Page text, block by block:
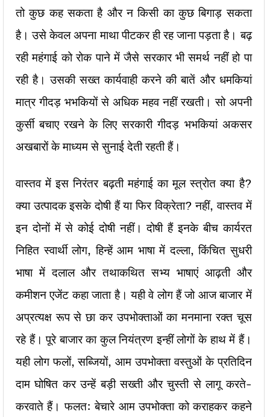
तो कुछ कह सकता है और न किसी का कुछ बिगाड़ सकता
है। उसे केवल अपना माथा पीटकर ही रह जाना पड़ता है। बढ़
रही महंगाई को रोक पाने में जैसे सरकार भी समर्थ नहीं हो पा
रही है। उसकी सख्त कार्यवाही करने की बातें और धमकियां
मात्र गीदड़ भभकियों से अधिक महव नहीं रखती। सो अपनी
कुर्सी बचाए रखने के लिए सरकारी गीदड़ भभकियां अकसर
अखबारों के माध्यम से सुनाई देती रहती हैं।
वास्तव में इस निरंतर बढ़ती महंगाई का मूल स्त्रोत क्या है?
क्या उत्पादक इसके दोषी हैं या फिर विक्रेता? नहीं, वास्तव में
इन दोनों में से कोई दोषी नहीं। दोषी हैं इनके बीच कार्यरत
निहित स्वार्थी लोग, हिन्हें आम भाषा में दल्ला, किंचित सुधरी
भाषा में दलाल और तथाकथित सभ्य भाषाएं आढ़ती और
कमीशन एजेंट कहा जाता है। यही वे लोग हैं जो आज बाजार में
अप्रत्यक्ष रूप से छा कर उपभोक्ताओं का मनमाना रक्त चूस
रहे हैं। पूरे बाजार का कुल नियंत्रण इन्हीं लोगों के हाथ में हैं।
यही लोग फलों, सब्जियों, आम उपभोक्ता वस्तुओं के प्रतिदिन
दाम घोषित कर उन्हें बड़ी सख्ती और चुस्ती से लागू करते-
करवाते हैं। फलत: बेचारे आम उपभोक्ता को कराहकर कहने